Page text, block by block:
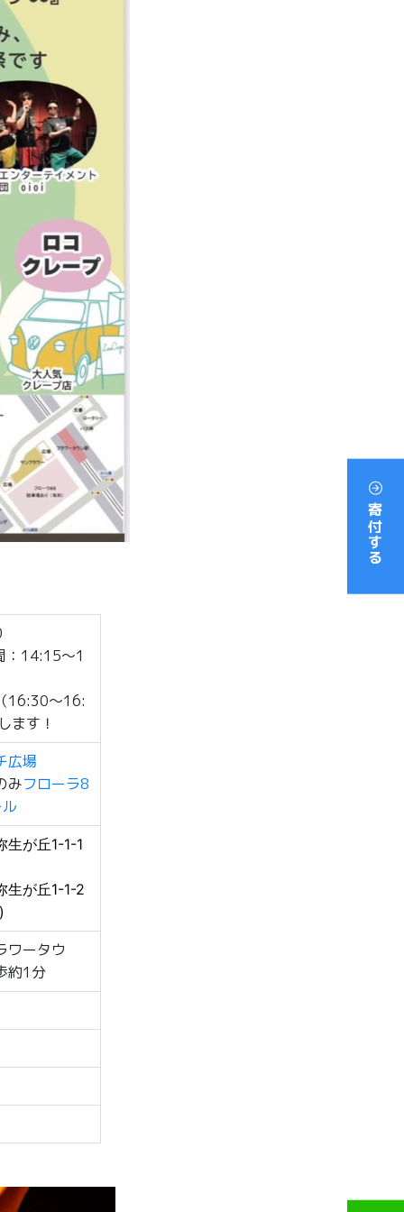
14:15～1
16:30～16:
ます！
広場
みフローラ8
生が丘1-1-1
生が丘1-1-2
ワータウ
約1分
寄付する